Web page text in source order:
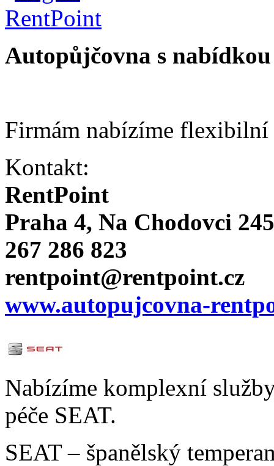
Autopůjčovna s
Firmám nabízíme flexibilní
Kontakt:
RentPoint
Praha 4, Na Chodovci
267 286 823
rentpoint@rentpoint.cz
www.autopujcovna-
Nabízíme komplexní
péče SEAT.
SEAT – španělský